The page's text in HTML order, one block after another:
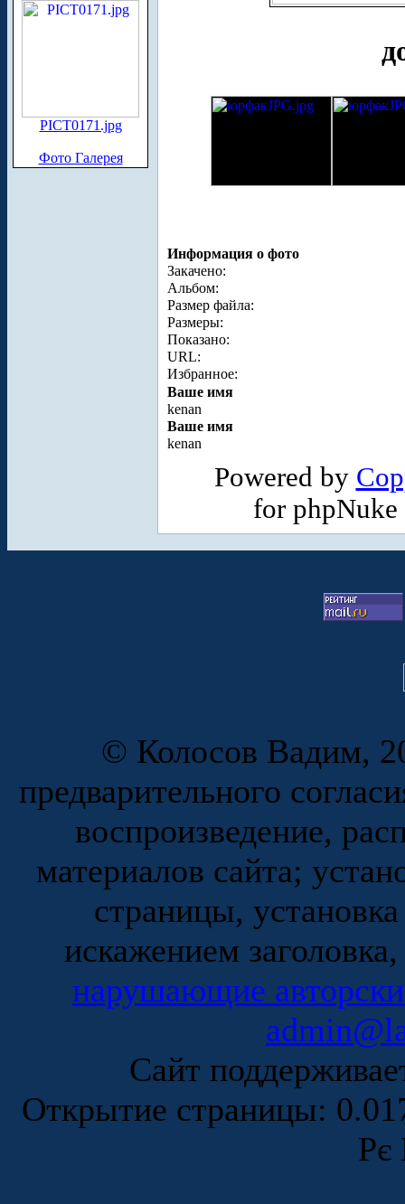
PICT0171.jpg
Фото Галерея
Информация о фото
Закачено:
Альбом:
Размер файла:
Размеры:
Показано:
URL:
Избранное:
Ваше имя
kenan
Ваше имя
kenan
Powered by
for
© Колосов Вадим,
предварительного
воспроизведение,
материалов сайта;
страницы,
искажением
нарушающие
Сайт
Открытие страницы:
Рє